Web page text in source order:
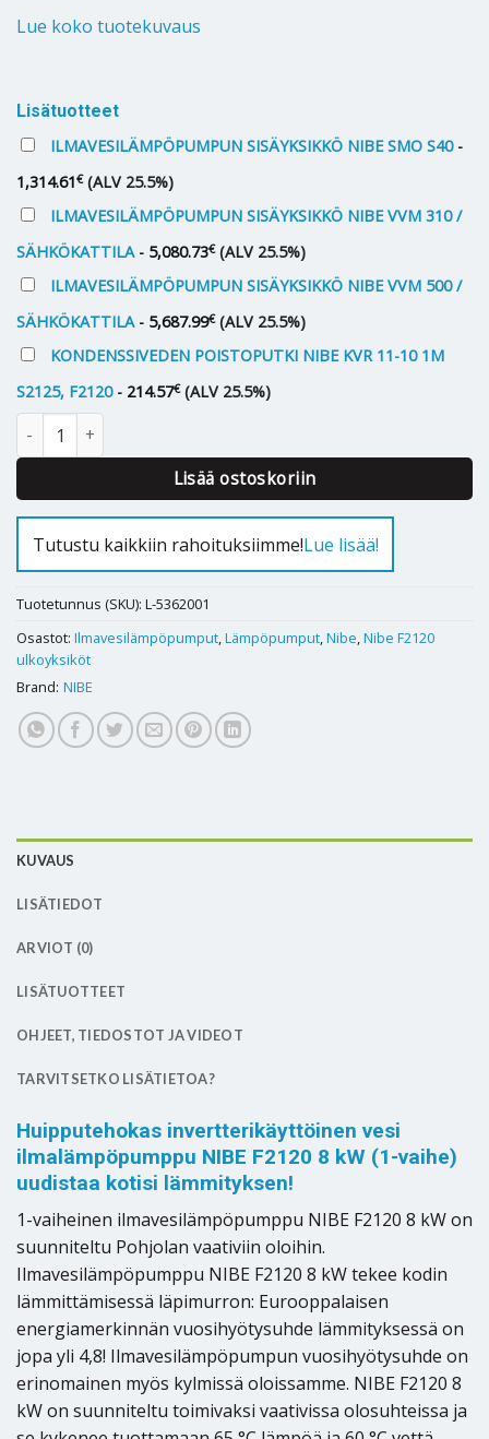
Lue koko tuotekuvaus
Lisätuotteet
ILMAVESILÄMPÖPUMPUN SISÄYKSIKKÖ NIBE SMO S40-
1,314.61€ (ALV 25.5%)
ILMAVESILÄMPÖPUMPUN SISÄYKSIKKÖ NIBE VVM 310 /
SÄHKÖKATTILA- 5,080.73€ (ALV 25.5%)
ILMAVESILÄMPÖPUMPUN SISÄYKSIKKÖ NIBE VVM 500 /
SÄHKÖKATTILA- 5,687.99€ (ALV 25.5%)
KONDENSSIVEDEN POISTOPUTKI NIBE KVR 11-10 1M
S2125, F2120- 214.57€ (ALV 25.5%)
Ilmavesilämpöpumppu Nibe F2120 8kW (1-vaihe) määrä
Lisää ostoskoriin
Tutustu kaikkiin rahoituksiimme!Lue lisää!
Tuotetunnus (SKU): L-5362001
Osastot: Ilmavesilämpöpumput,Lämpöpumput,Nibe,Nibe F2120
ulkoyksiköt
Brand: NIBE
KUVAUS
LISÄTIEDOT
ARVIOT (0)
LISÄTUOTTEET
OHJEET, TIEDOSTOT JA VIDEOT
TARVITSETKO LISÄTIETOA?
Huipputehokas invertterikäyttöinen vesi
ilmalämpöpumppu NIBE F2120 8 kW (1-vaihe)
uudistaa kotisi lämmityksen!
1-vaiheinen ilmavesilämpöpumppu NIBE F2120 8 kW on
suunniteltu Pohjolan vaativiin oloihin.
Ilmavesilämpöpumppu NIBE F2120 8 kW tekee kodin
lämmittämisessä läpimurron: Eurooppalaisen
energiamerkinnän vuosihyötysuhde lämmityksessä on
jopa yli 4,8! Ilmavesilämpöpumpun vuosihyötysuhde on
erinomainen myös kylmissä oloissamme. NIBE F2120 8
kW on suunniteltu toimivaksi vaativissa olosuhteissa ja